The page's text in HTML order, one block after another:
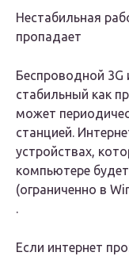
Нестабильная
пропадает
Беспроводной 3G
стабильный как
может
станцией.
устройствах,
компьютере
(ограниченно в
.
Если интернет